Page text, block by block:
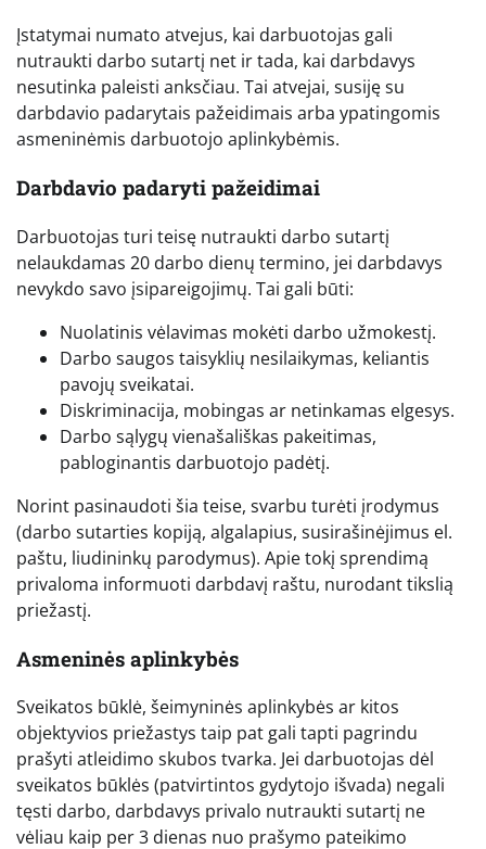
Įstatymai numato atvejus, kai darbuotojas gali
nutraukti darbo sutartį net ir tada, kai darbdavys
nesutinka paleisti anksčiau. Tai atvejai, susiję su
darbdavio padarytais pažeidimais arba ypatingomis
asmeninėmis darbuotojo aplinkybėmis.
Darbdavio padaryti pažeidimai
Darbuotojas turi teisę nutraukti darbo sutartį
nelaukdamas 20 darbo dienų termino, jei darbdavys
nevykdo savo įsipareigojimų. Tai gali būti:
Nuolatinis vėlavimas mokėti darbo užmokestį.
Darbo saugos taisyklių nesilaikymas, keliantis
pavojų sveikatai.
Diskriminacija, mobingas ar netinkamas elgesys.
Darbo sąlygų vienašališkas pakeitimas,
pabloginantis darbuotojo padėtį.
Norint pasinaudoti šia teise, svarbu turėti įrodymus
(darbo sutarties kopiją, algalapius, susirašinėjimus el.
paštu, liudininkų parodymus). Apie tokį sprendimą
privaloma informuoti darbdavį raštu, nurodant tikslią
priežastį.
Asmeninės aplinkybės
Sveikatos būklė, šeimyninės aplinkybės ar kitos
objektyvios priežastys taip pat gali tapti pagrindu
prašyti atleidimo skubos tvarka. Jei darbuotojas dėl
sveikatos būklės (patvirtintos gydytojo išvada) negali
tęsti darbo, darbdavys privalo nutraukti sutartį ne
vėliau kaip per 3 dienas nuo prašymo pateikimo